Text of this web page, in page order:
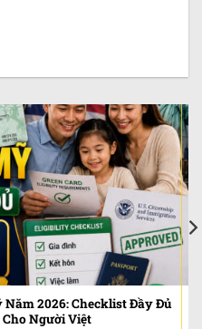
Năm 2026: Checklist Đầy Đủ
Người Việt